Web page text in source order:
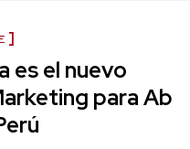
es el nuevo
para Ab